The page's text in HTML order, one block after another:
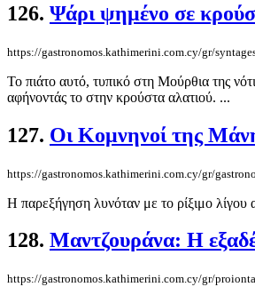
126. Ψάρι ψημένο σε
https://gastronomos.kathimerini.com.cy/gr/
Το πιάτο αυτό, τυπικό στη Μούρθια της
αφήνοντάς το στην κρούστα αλατιού. ...
127. Οι Κομνηνοί της
https://gastronomos.kathimerini.com.cy/gr/
Η παρεξήγηση λυνόταν με το ρίξιμο
128. Mαντζουράνα: Η
https://gastronomos.kathimerini.com.cy/gr/proionta/